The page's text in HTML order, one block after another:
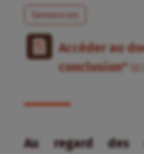
Semences
Accéder au
conclusion"
Au regard des